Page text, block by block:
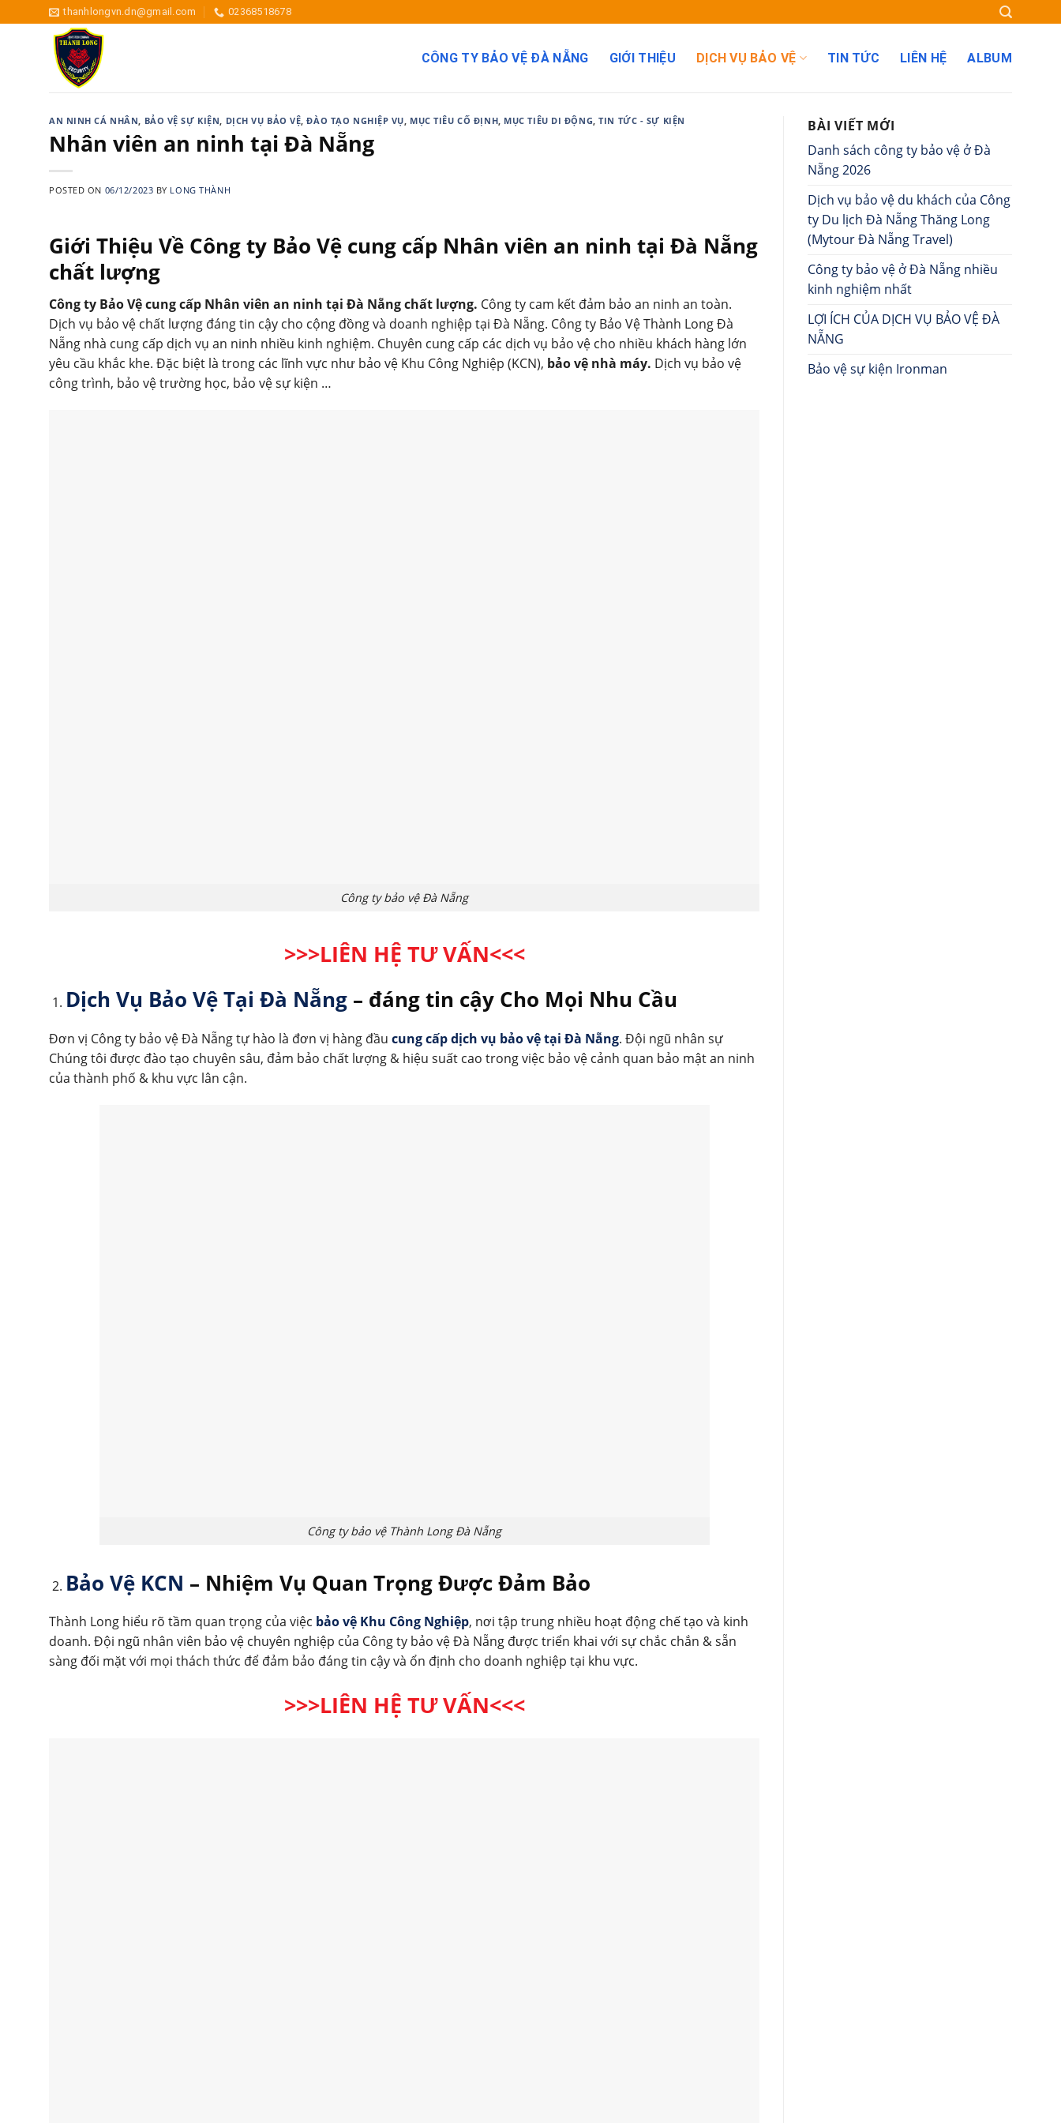
to
thanhlongvn.dn@gmail.com 02368518678
CÔNG TY BẢO VỆ ĐÀ NẴNG GIỚI THIỆU DỊCH VỤ BẢO VỆ TIN TỨC LIÊN HỆ ALBUM
AN NINH CÁ NHÂN, BẢO VỆ SỰ KIỆN, DỊCH VỤ BẢO VỆ,ĐÀO TẠO NGHIỆP VỤ, MỤC TIÊU CỐ ĐỊNH, MỤC TIÊU DI ĐỘNG,TIN TỨC - SỰ KIỆN
Nhân viên an ninh tại Đà Nẵng
POSTED ON 06/12/2023 BY LONG THÀNH
Giới Thiệu Về Công ty Bảo Vệ cung cấp Nhân viên an ninh tại Đà Nẵng
chất lượng
Công ty Bảo Vệ cung cấp Nhân viên an ninh tại Đà Nẵng chất lượng. Công ty cam kết đảm bảo an ninh an toàn.
Dịch vụ bảo vệ chất lượng đáng tin cậy cho cộng đồng và doanh nghiệp tại Đà Nẵng. Công ty Bảo Vệ Thành Long Đà
Nẵng nhà cung cấp dịch vụ an ninh nhiều kinh nghiệm. Chuyên cung cấp các dịch vụ bảo vệ cho nhiều khách hàng lớn
yêu cầu khắc khe. Đặc biệt là trong các lĩnh vực như bảo vệ Khu Công Nghiệp (KCN), bảo vệ nhà máy. Dịch vụ bảo vệ
công trình, bảo vệ trường học, bảo vệ sự kiện …
Công ty bảo vệ Đà Nẵng
>>>LIÊN HỆ TƯ VẤN<<<
Dịch Vụ Bảo Vệ Tại Đà Nẵng– đáng tin cậy Cho Mọi Nhu Cầu
Đơn vị Công ty bảo vệ Đà Nẵng tự hào là đơn vị hàng đầu cung cấp dịch vụ bảo vệ tại Đà Nẵng. Đội ngũ nhân sự
Chúng tôi được đào tạo chuyên sâu, đảm bảo chất lượng & hiệu suất cao trong việc bảo vệ cảnh quan bảo mật an ninh
của thành phố & khu vực lân cận.
Công ty bảo vệ Thành Long Đà Nẵng
Bảo Vệ KCN – Nhiệm Vụ Quan Trọng Được Đảm Bảo
Thành Long hiểu rõ tầm quan trọng của việc bảo vệ Khu Công Nghiệp, nơi tập trung nhiều hoạt động chế tạo và kinh
doanh. Đội ngũ nhân viên bảo vệ chuyên nghiệp của Công ty bảo vệ Đà Nẵng được triển khai với sự chắc chắn & sẵn
sàng đối mặt với mọi thách thức để đảm bảo đáng tin cậy và ổn định cho doanh nghiệp tại khu vực.
>>>LIÊN HỆ TƯ VẤN<<<
BÀI VIẾT MỚI
Danh sách công ty bảo vệ ở Đà
Nẵng 2026
Dịch vụ bảo vệ du khách của Công
ty Du lịch Đà Nẵng Thăng Long
(Mytour Đà Nẵng Travel)
Công ty bảo vệ ở Đà Nẵng nhiều
kinh nghiệm nhất
LỢI ÍCH CỦA DỊCH VỤ BẢO VỆ ĐÀ
NẴNG
Bảo vệ sự kiện Ironman